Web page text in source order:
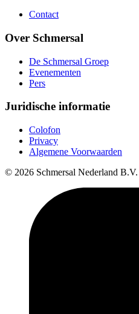
Contact
Over Schmersal
De Schmersal Groep
Evenementen
Pers
Juridische informatie
Colofon
Privacy
Algemene Voorwaarden
© 2026 Schmersal Nederland B.V.